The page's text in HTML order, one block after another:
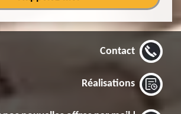
Contact
Réalisations